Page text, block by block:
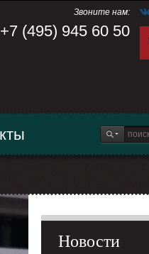
Звоните нам:
+7 (495) 945 60 50
Новости